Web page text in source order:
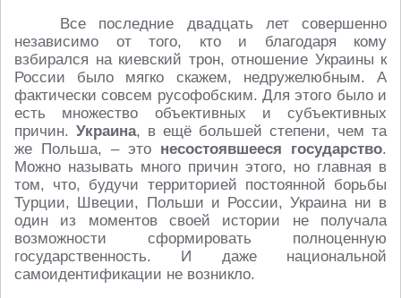
Все последние двадцать лет совершенно
независимо от того, кто и благодаря кому
взбирался на киевский трон, отношение Украины к
России было мягко скажем, недружелюбным. А
фактически совсем русофобским. Для этого было и
есть множество объективных и субъективных
причин. Украина, в ещё большей степени, чем та
же Польша, – это несостоявшееся государство.
Можно называть много причин этого, но главная в
том, что, будучи территорией постоянной борьбы
Турции, Швеции, Польши и России, Украина ни в
один из моментов своей истории не получала
возможности сформировать полноценную
государственность. И даже национальной
самоидентификации не возникло.